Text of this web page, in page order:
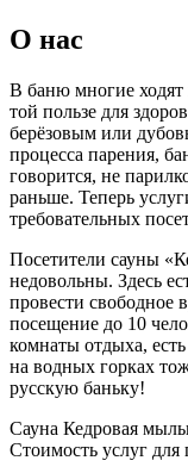
О нас
В баню многие ходят
той пользе для
берёзовым или
процесса парения,
говорится, не
раньше. Теперь
требовательных
Посетители сауны
недовольны. Здесь
провести свободное
посещение до 10
комнаты отдыха,
на водных горках
русскую баньку!
Сауна Кедровая
Стоимость услуг для